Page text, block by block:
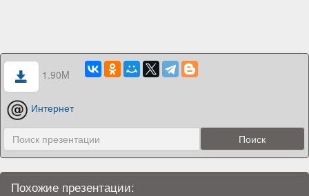
1.90M
Интернет
Похожие презентации: